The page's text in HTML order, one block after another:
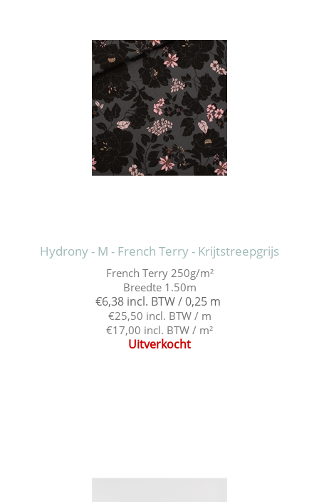
Hydrony - M - French Terry - Krijtstreepgrijs
French Terry 250g/m²
Breedte 1.50m
€6,38 incl. BTW / 0,25 m
€25,50 incl. BTW / m
€17,00 incl. BTW / m²
Uitverkocht